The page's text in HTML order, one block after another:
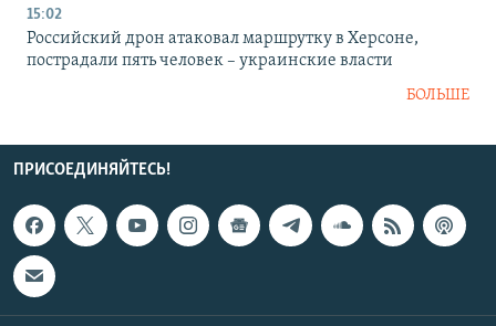
15:02
Российский дрон атаковал маршрутку в Херсоне,
пострадали пять человек – украинские власти
БОЛЬШЕ
ПРИСОЕДИНЯЙТЕСЬ!